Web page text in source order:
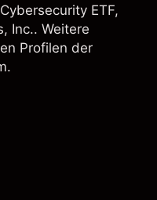
ETF,
Inc.. Weitere
Profilen der